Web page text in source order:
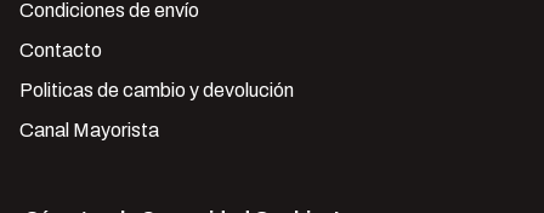
Condiciones de envío
Contacto
Politicas de cambio y devolución
Canal Mayorista